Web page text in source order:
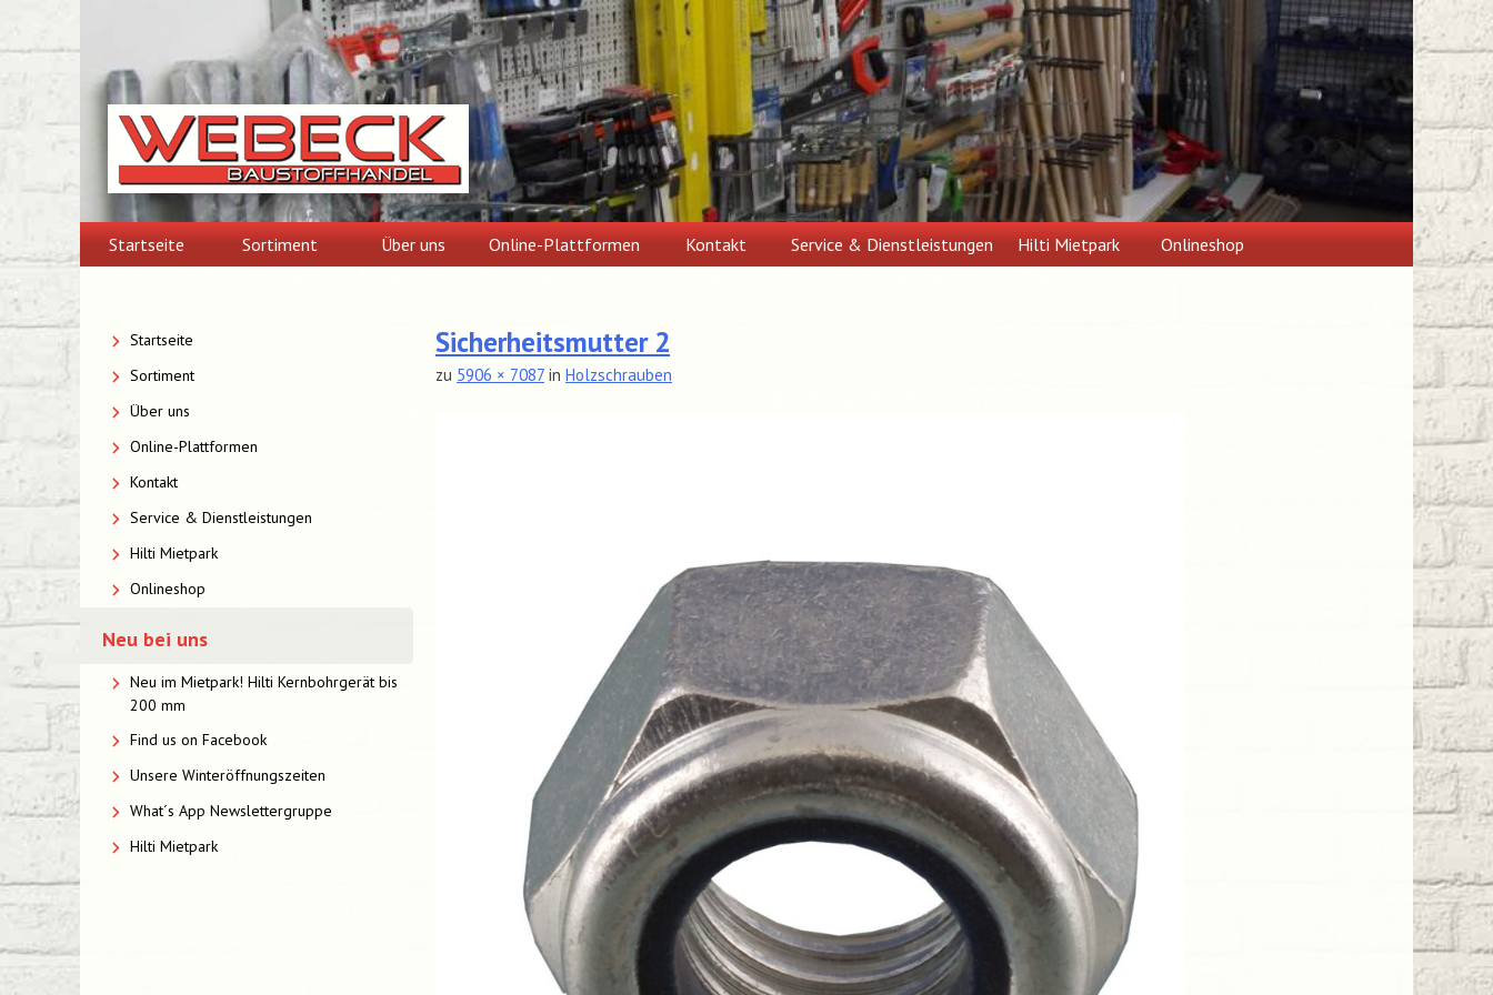
content
Startseite Sortiment Über uns Online-Plattformen Kontakt Service & Dienstleistungen Hilti Mietpark Onlineshop
Sicherheitsmutter 2
zu 5906 × 7087 in Holzschrauben
Startseite
Sortiment
Über uns
Online-Plattformen
Kontakt
Service & Dienstleistungen
Hilti Mietpark
Onlineshop
Neu bei uns
Neu im Mietpark! Hilti Kernbohrgerät bis
200 mm
Find us on Facebook
Unsere Winteröffnungszeiten
What´s App Newslettergruppe
Hilti Mietpark